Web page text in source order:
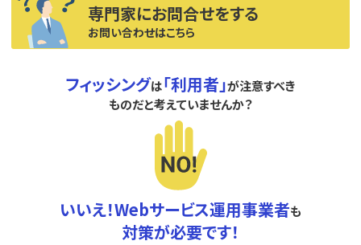
専門家にお問合せをする
お問い合わせはこちら
フィッシングは「利用者」が注意すべき
ものだと考えていませんか？
いいえ！Webサービス運用事業者も
対策が必要です！